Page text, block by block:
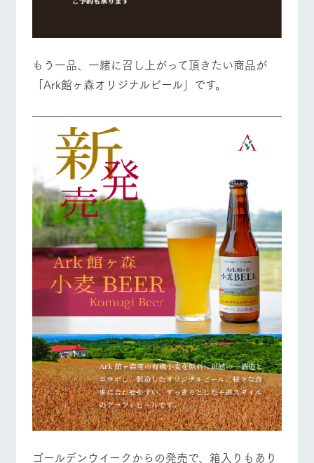
もう一品、一緒に召し上がって頂きたい商品が
「Ark館ヶ森オリジナルビール」です。
ゴールデンウイークからの発売で、箱入りもあり